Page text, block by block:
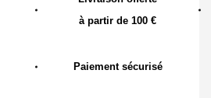
à partir de 100 €
Paiement sécurisé